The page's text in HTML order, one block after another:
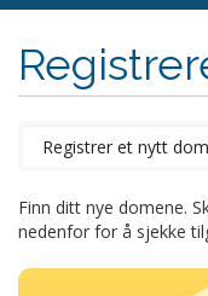
Finn ditt nye domene.
nedenfor for å sjekke